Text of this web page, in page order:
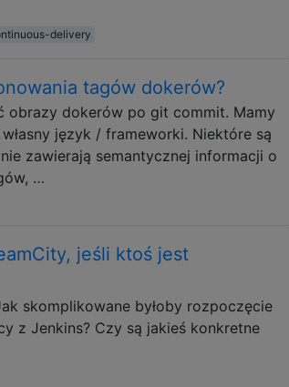
delivery
tagów dokerów?
obrazy dokerów po git commit. Mamy
język / frameworki. Niektóre są
zawierają semantycznej informacji o
…
jeśli ktoś jest
skomplikowane byłoby rozpoczęcie
z Jenkins? Czy są jakieś konkretne